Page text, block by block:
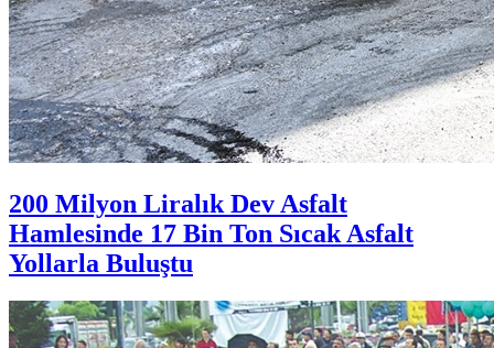
200 Milyon Liralık Dev Asfalt
Hamlesinde 17 Bin Ton Sıcak Asfalt
Yollarla Buluştu